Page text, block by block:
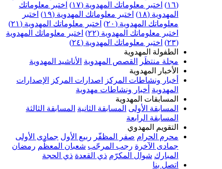
اختبر معلوماتك المهدوية (١٧)
اختبر معلوماتك
اختبر معلوماتك المهدوية (١٩)
اختبر
المهدوية (٢٠)
اختبر معلوماتك المهدوية (٢١)
معلوماتك المهدوية (٢٢)
اختبر معلوماتك المهدوية
اختبر معلوماتك المهدوية (٢٤)
المهدوية
منتظَر
القصص المهدوية الأناشيد المهدوية
المهدوية
ونشاطات المركز اصدارات المركز الإصدارات
أخبار ونشاطات مهدوية
المهدوية
الأولى المسابقة الثانية المسابقة الثالثة
الرابعة
المهدوي
الحرام
صفر المظفّر ربيع الأول جمادى الأولى
رجب المرجّب شعبان المعظّم رمضان
شوال المكرّم ذي القعدة ذي الحجة